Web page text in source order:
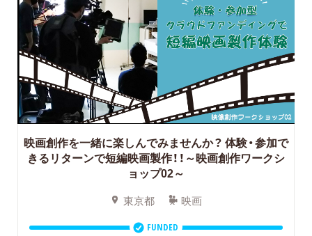
映画創作を一緒に楽しんでみませんか？ 体験・参加で
きるリターンで短編映画製作！！～映画創作ワークシ
ョップ02～
東京都 映画
FUNDED